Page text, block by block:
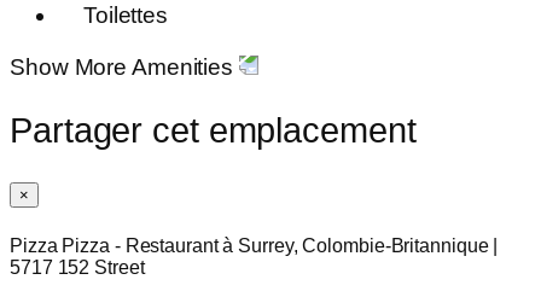
Toilettes
Show More Amenities
Partager cet emplacement
×
Pizza Pizza - Restaurant à Surrey, Colombie-Britannique |
5717 152 Street